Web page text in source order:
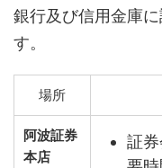
銀行及び信用金庫
す。
場所
阿波証券
本店
証